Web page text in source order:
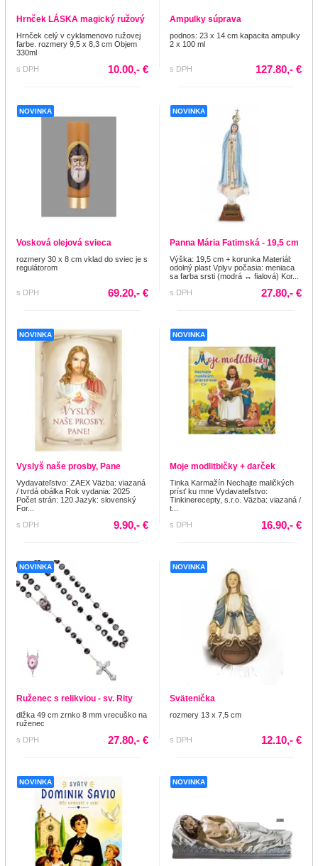
Hrnček LÁSKA magický ružový
Hrnček celý v cyklamenovo ružovej
farbe. rozmery 9,5 x 8,3 cm Objem
330ml
s DPH
10.00,- €
Ampulky súprava
podnos: 23 x 14 cm kapacita ampulky
2 x 100 ml
s DPH 127.80,- €
NOVINKA
Vosková olejová svieca
rozmery 30 x 8 cm vklad do sviec je s
regulátorom
s DPH 69.20,- €
NOVINKA
Panna Mária Fatimská - 19,5 cm
Výška: 19,5 cm + korunka Materiál:
odolný plast Vplyv počasia: meniaca
sa farba srsti (modrá ↔ fialová) Kor...
s DPH
27.80,- €
NOVINKA
Vyslyš naše prosby, Pane
Vydavateľstvo: ZAEX Väzba: viazaná
/ tvrdá obálka Rok vydania: 2025
Počet strán: 120 Jazyk: slovenský
For...
s DPH
9.90,- €
NOVINKA
Moje modlitbičky + darček
Tinka Karmažín Nechajte maličkých
prísť ku mne Vydavateľstvo:
Tinkinerecepty, s.r.o. Väzba: viazaná /
t...
s DPH
16.90,- €
NOVINKA
Ruženec s relikviou - sv. Rity
dlžka 49 cm zrnko 8 mm vrecuško na
ruženec
s DPH
27.80,- €
NOVINKA
Svätenička
rozmery 13 x 7,5 cm
s DPH 12.10,- €
NOVINKA NOVINKA